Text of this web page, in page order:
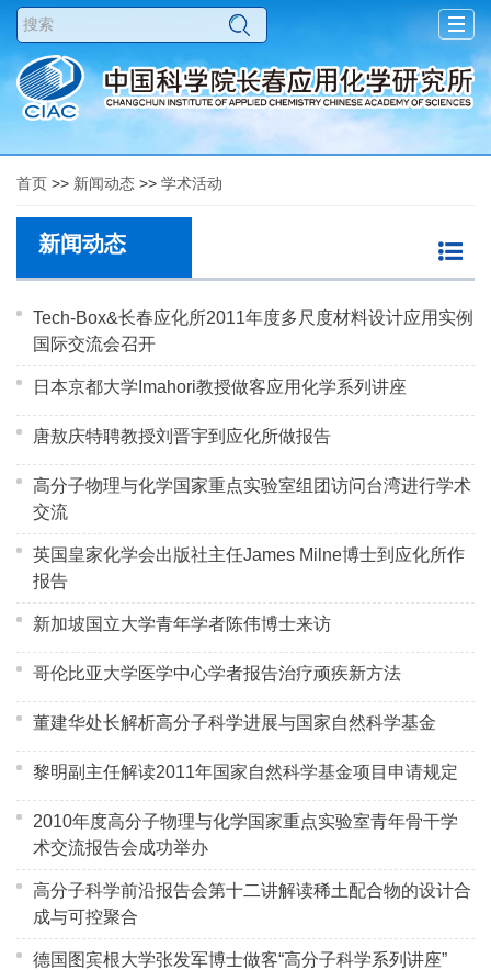
首页 >> 新闻动态 >> 学术活动
新闻动态
Tech-Box&长春应化所2011年度多尺度材料设计应用实例
国际交流会召开
日本京都大学Imahori教授做客应用化学系列讲座
唐敖庆特聘教授刘晋宇到应化所做报告
高分子物理与化学国家重点实验室组团访问台湾进行学术
交流
英国皇家化学会出版社主任James Milne博士到应化所作
报告
新加坡国立大学青年学者陈伟博士来访
哥伦比亚大学医学中心学者报告治疗顽疾新方法
董建华处长解析高分子科学进展与国家自然科学基金
黎明副主任解读2011年国家自然科学基金项目申请规定
2010年度高分子物理与化学国家重点实验室青年骨干学
术交流报告会成功举办
高分子科学前沿报告会第十二讲解读稀土配合物的设计合
成与可控聚合
德国图宾根大学张发军博士做客“高分子科学系列讲座”